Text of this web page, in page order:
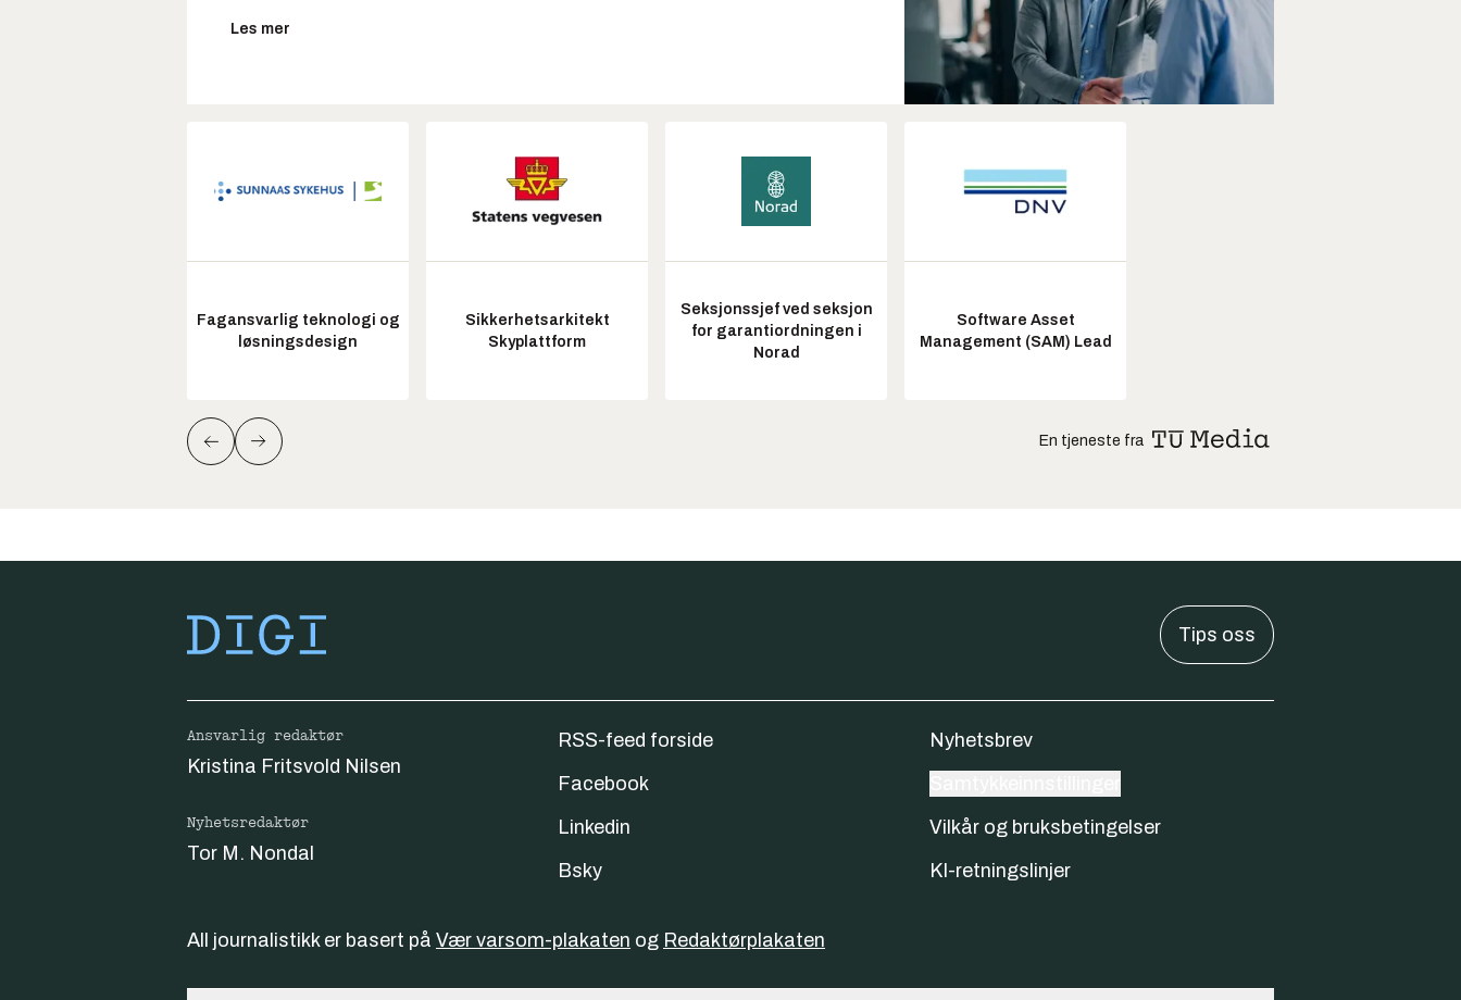
Les mer
Fagansvarlig teknologi og
løsningsdesign
Sikkerhetsarkitekt
Skyplattform
Seksjonssjef ved seksjon
for garantiordningen i
Norad
Software Asset
Management (SAM) Lead
En tjeneste fra
Tips oss
Ansvarlig redaktør
Kristina Fritsvold Nilsen
Nyhetsredaktør
Tor M. Nondal
RSS-feed forside
Facebook
Linkedin
Bsky
Nyhetsbrev
Vilkår og bruksbetingelser
KI-retningslinjer
All journalistikk er basert på Vær varsom-plakaten og Redaktørplakaten